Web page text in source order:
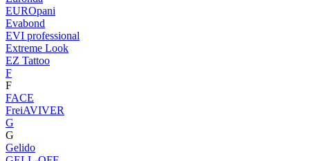
EUROpani
Evabond
EVI professional
Extreme Look
EZ Tattoo
F
F
FACE
FreiAVIVER
G
G
Gelido